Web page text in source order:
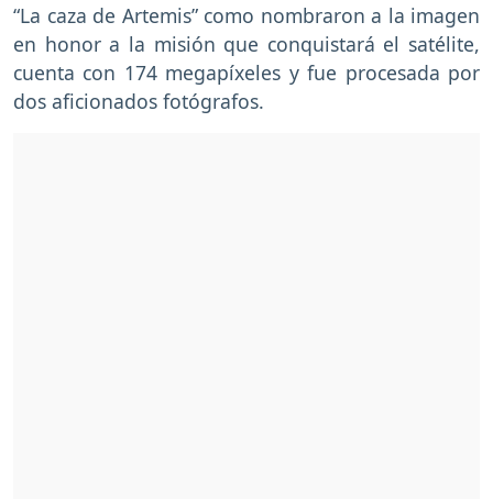
“La caza de Artemis” como nombraron a la imagen
en honor a la misión que conquistará el satélite,
cuenta con 174 megapíxeles y fue procesada por
dos aficionados fotógrafos.